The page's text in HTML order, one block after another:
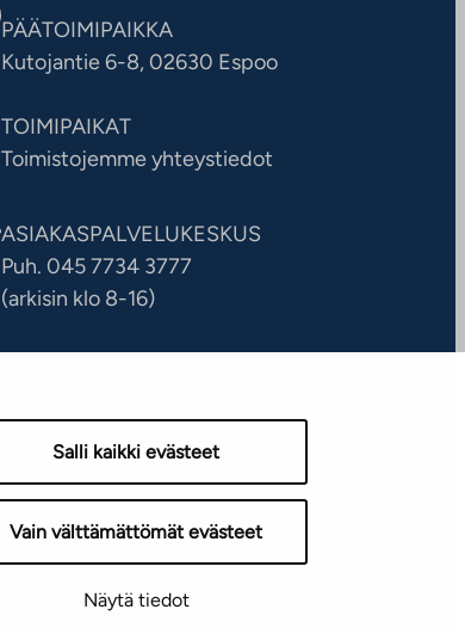
Salli kaikki evästeet
Vain välttämättömät evästeet
Näytä tiedot
PÄÄTOIMIPAIKKA
Kutojantie 6-8, 02630 Espoo
TOIMIPAIKAT
Toimistojemme yhteystiedot
ASIAKASPALVELUKESKUS
Puh. 045 7734 3777
(arkisin klo 8-16)